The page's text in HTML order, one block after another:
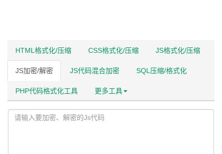
HTML格式化/压缩 CSS格式化/压缩 JS格式化/压缩
JS加密/解密 JS代码混合加密 SQL压缩/格式化
PHP代码格式化工具 更多工具